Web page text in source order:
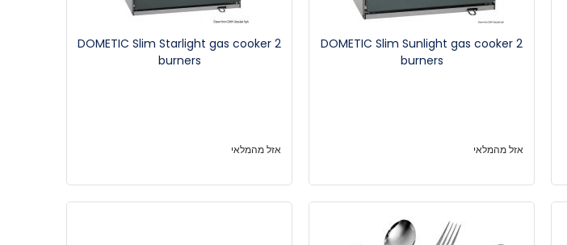
DOMETIC Slim Sunlight gas cooker 2
burners
אזל מהמלאי
DOMETIC Slim Starlight gas cooker 2
burners
אזל מהמלאי